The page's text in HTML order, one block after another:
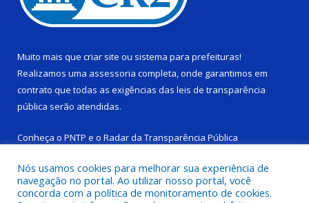
Muito mais que criar site ou sistema para prefeituras!
Realizamos uma assessoria completa, onde garantimos em
contrato que todas as exigências das leis de transparência
pública serão atendidas.
Conheça o PNTP e o Radar da Transparência Pública
Nós usamos cookies para melhorar sua experiência de
navegação no portal. Ao utilizar nosso portal, você
concorda com a política de monitoramento de cookies.